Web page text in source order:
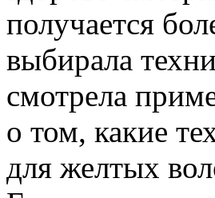
получается
выбирала
смотрела
о том, какие
для желтых